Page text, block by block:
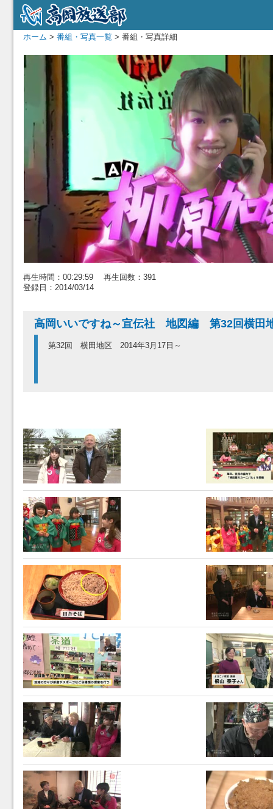
ホーム > 番組・写真一覧 > 番組・写真詳細
再生時間：00:29:59 再生回数：391
登録日：2014/03/14
高岡いいですね～宣伝社 地図編 第32回横田
第32回 横田地区 2014年3月17日～